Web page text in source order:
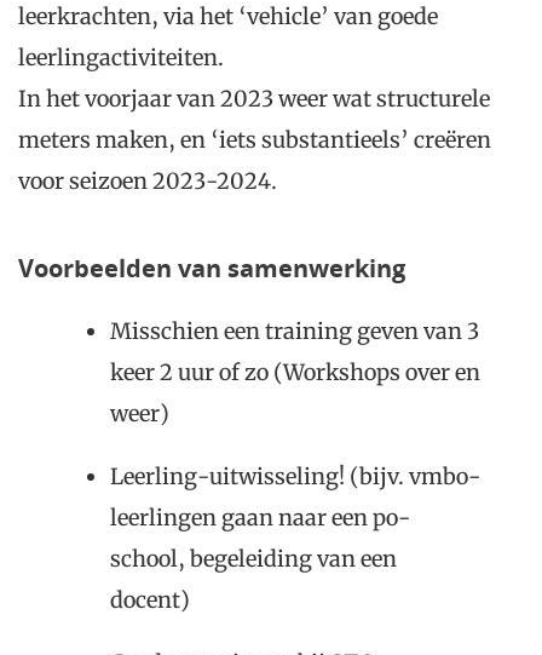
leerkrachten, via het ‘vehicle’ van goede
leerlingactiviteiten.
In het voorjaar van 2023 weer wat structurele
meters maken, en ‘iets substantieels’ creëren
voor seizoen 2023-2024.
Voorbeelden van samenwerking
Misschien een training geven van 3
keer 2 uur of zo (Workshops over en
weer)
Leerling-uitwisseling! (bijv. vmbo-
leerlingen gaan naar een po-
school, begeleiding van een
docent)